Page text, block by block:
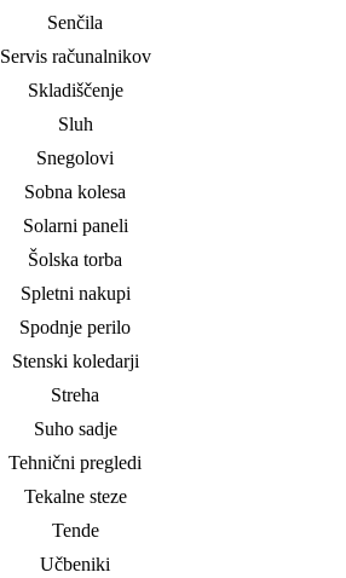
Senčila
Servis računalnikov
Skladiščenje
Sluh
Snegolovi
Sobna kolesa
Solarni paneli
Šolska torba
Spletni nakupi
Spodnje perilo
Stenski koledarji
Streha
Suho sadje
Tehnični pregledi
Tekalne steze
Tende
Učbeniki